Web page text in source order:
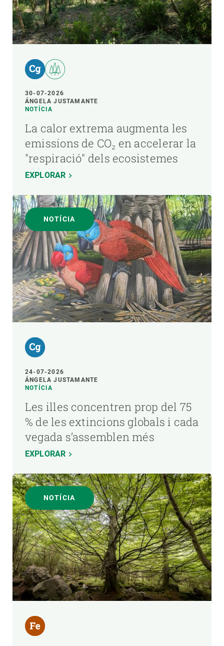
30-07-2026
ÁNGELA JUSTAMANTE
NOTÍCIA
La calor extrema augmenta les
emissions de CO₂ en accelerar la
"respiració" dels ecosistemes
EXPLORAR
NOTÍCIA
24-07-2026
ÁNGELA JUSTAMANTE
NOTÍCIA
Les illes concentren prop del 75
% de les extincions globals i cada
vegada s’assemblen més
EXPLORAR
NOTÍCIA